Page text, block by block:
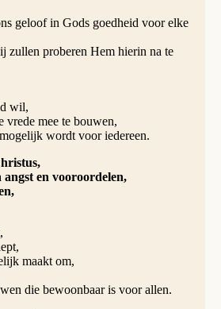
geloof in Gods goedheid voor elke
zullen proberen Hem hierin na te
wil,
vrede mee te bouwen,
wordt voor iedereen.
en vooroordelen,
maakt om,
die bewoonbaar is voor allen.